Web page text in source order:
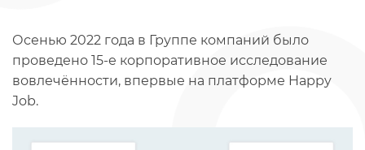
Осенью 2022 года в Группе компаний было
проведено 15-е корпоративное исследование
вовлечённости, впервые на платформе Happy
Job.